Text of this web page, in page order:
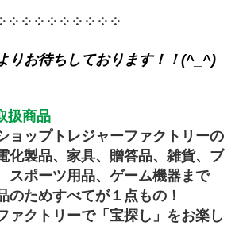
༶ ༶ ༶ ༶ ༶ ༶ ༶ ༶ ༶
りお待ちしております！！(^_^)
扱商品
ョップトレジャーファクトリーの
化製品、家具、贈答品、雑貨、ブ
スポーツ用品、ゲーム機器まで
のためすべてが１点もの！
ァクトリーで「宝探し」をお楽し